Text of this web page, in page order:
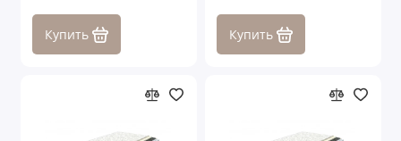
Купить Купить